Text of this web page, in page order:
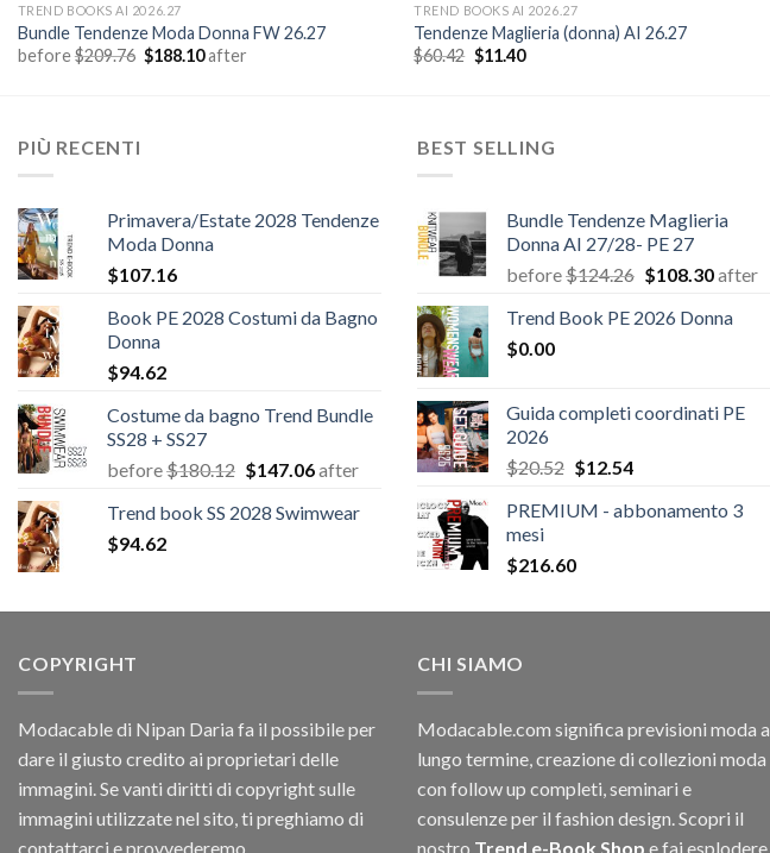
TREND BOOKS AI 2026.27
Bundle Tendenze Moda Donna FW 26.27
before$209.76 Il
prezzo
$188.10Il
after
TREND BOOKS AI 2026.27
Tendenze Maglieria (donna) AI 26.27
$60.42 Il
prezzo
$11.40Il
PIÙ RECENTI
Primavera/Estate 2028 Tendenze
Moda Donna
$107.16
Book PE 2028 Costumi da Bagno
Donna
$94.62
Costume da bagno Trend Bundle
SS28 + SS27
before$180.12 Il
originale
$147.06Il
attuale
after
Trend book SS 2028 Swimwear
$94.62
BEST SELLING
Bundle Tendenze Maglieria
Donna AI 27/28- PE 27
before$124.26 Il
originale
$108.30Il
attuale
after
Trend Book PE 2026 Donna
$0.00
Guida completi coordinati PE
2026
$20.52 Il
originale
$20.52.
$12.54Il
attuale
PREMIUM - abbonamento 3
mesi
$216.60
COPYRIGHT
Modacable di Nipan Daria fa il possibile per
dare il giusto credito ai proprietari delle
immagini. Se vanti diritti di copyright sulle
immagini utilizzate nel sito, ti preghiamo di
contattarci e provvederemo
CHI SIAMO
Modacable.com significa previsioni moda a
lungo termine, creazione di collezioni moda
con follow up completi, seminari e
consulenze per il fashion design. Scopri il
nostro Trend e-Book Shop e fai esplodere